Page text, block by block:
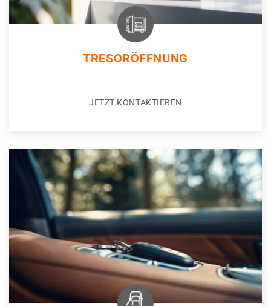
TRESORÖFFNUNG
JETZT KONTAKTIEREN